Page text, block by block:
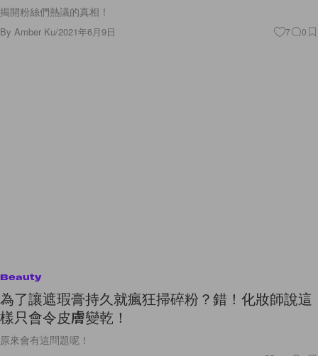
揭開粉絲們熱議的真相！
By Amber Ku/2021年6月9日 7 0
Beauty
為了讓遮瑕膏持久就瘋狂掃碎粉？錯！化妝師說這
樣只會令皮膚變乾！
原來會有這問題呢！